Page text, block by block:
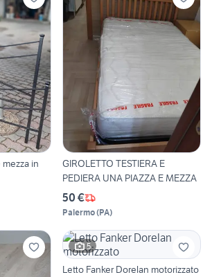
in
GIROLETTO TESTIERA E
PEDIERA UNA PIAZZA E MEZZA
50 €
Palermo(PA)
5
Letto Fanker Dorelan motorizzato